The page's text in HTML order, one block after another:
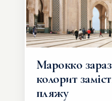
Марокко
колорит
пляжу